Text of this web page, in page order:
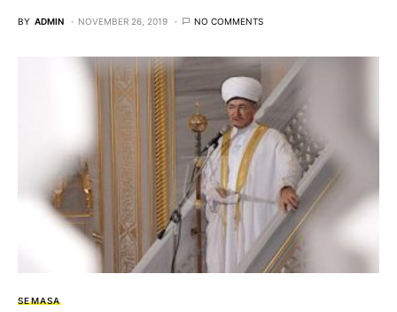
BY ADMIN NOVEMBER 26, 2019 NO COMMENTS
SEMASA